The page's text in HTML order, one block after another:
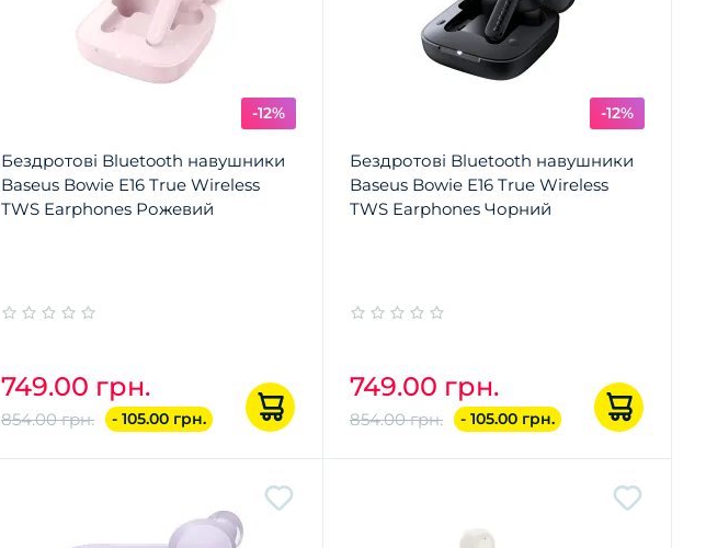
-12%
Бездротові Bluetooth навушники
Baseus Bowie E16 True Wireless
TWS Earphones Рожевий
749.00 грн.
854.00 грн. - 105.00 грн.
-12%
Бездротові Bluetooth навушники
Baseus Bowie E16 True Wireless
TWS Earphones Чорний
749.00 грн.
854.00 грн. - 105.00 грн.